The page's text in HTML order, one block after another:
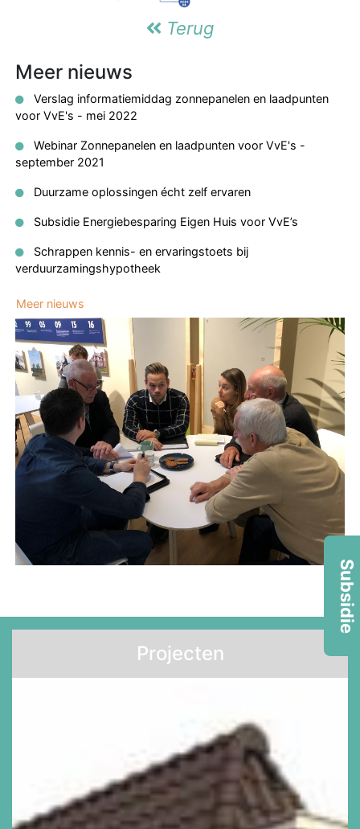
Subsidie
Terug
Meer nieuws
Verslag informatiemiddag zonnepanelen en laadpunten
voor VvE's - mei 2022
Webinar Zonnepanelen en laadpunten voor VvE's -
september 2021
Duurzame oplossingen écht zelf ervaren
Subsidie Energiebesparing Eigen Huis voor VvE’s
Schrappen kennis- en ervaringstoets bij
verduurzamingshypotheek
Meer nieuws
Projecten